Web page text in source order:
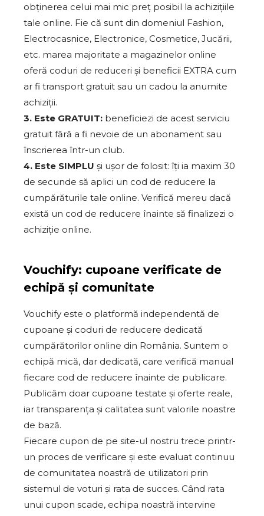
obținerea celui mai mic preț posibil la achizițiile
tale online. Fie că sunt din domeniul Fashion,
Electrocasnice, Electronice, Cosmetice, Jucării,
etc. marea majoritate a magazinelor online
oferă coduri de reduceri și beneficii EXTRA cum
ar fi transport gratuit sau un cadou la anumite
achiziții.
3. Este GRATUIT: beneficiezi de acest serviciu
gratuit fără a fi nevoie de un abonament sau
înscrierea într-un club.
4. Este SIMPLU și ușor de folosit: îți ia maxim 30
de secunde să aplici un cod de reducere la
cumpărăturile tale online. Verifică mereu dacă
există un cod de reducere înainte să finalizezi o
achiziție online.
Vouchify: cupoane verificate de
echipă și comunitate
Vouchify este o platformă independentă de
cupoane și coduri de reducere dedicată
cumpărătorilor online din România. Suntem o
echipă mică, dar dedicată, care verifică manual
fiecare cod de reducere înainte de publicare.
Publicăm doar cupoane testate și oferte reale,
iar transparența și calitatea sunt valorile noastre
de bază.
Fiecare cupon de pe site-ul nostru trece printr-
un proces de verificare și este evaluat continuu
de comunitatea noastră de utilizatori prin
sistemul de voturi și rata de succes. Când rata
unui cupon scade, echipa noastră intervine